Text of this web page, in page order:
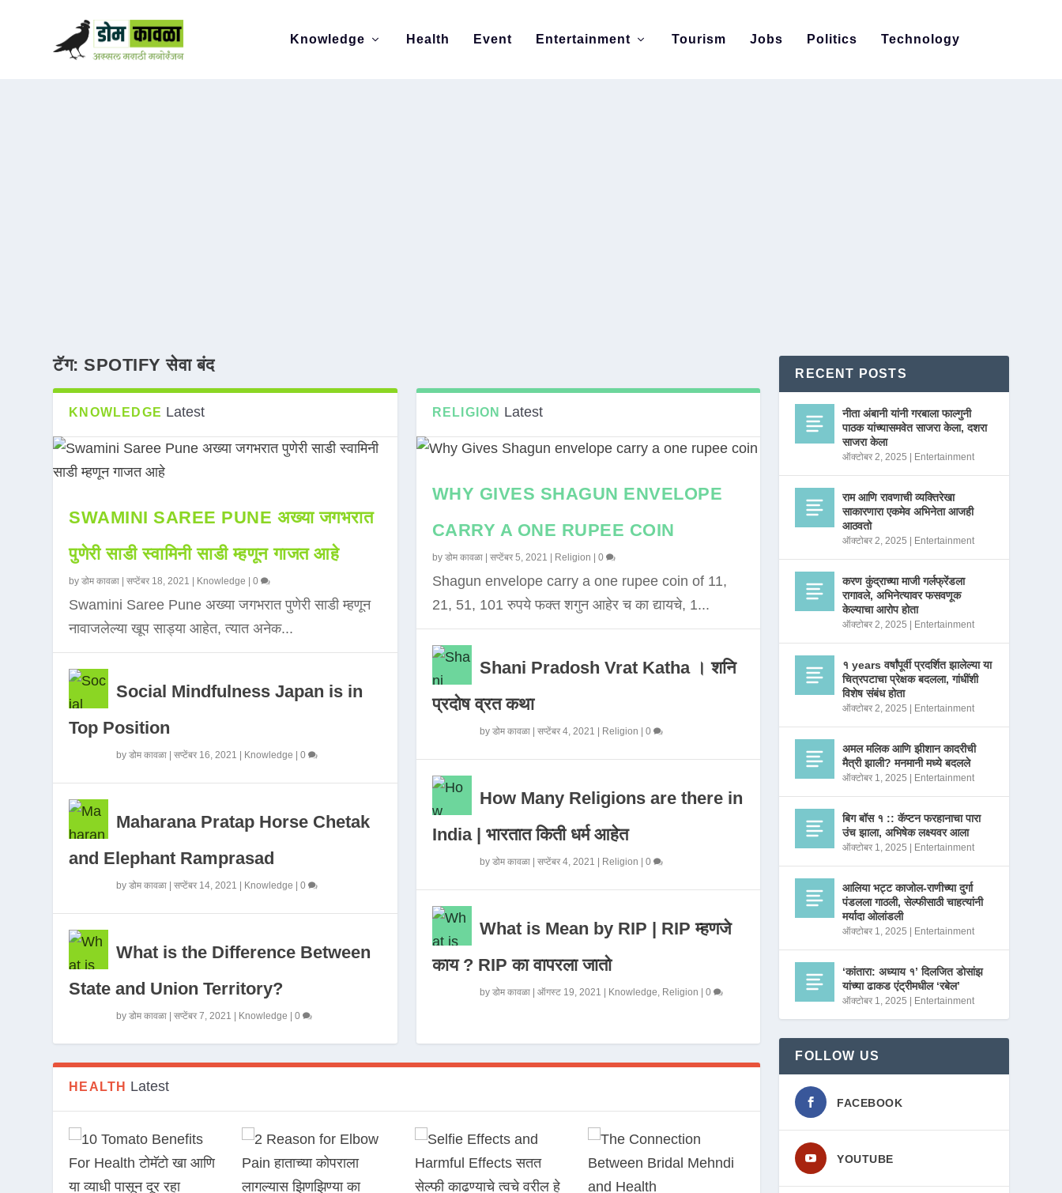
Knowledge Health Event Entertainment Tourism Jobs Politics Technology
टॅग:SPOTIFY सेवा बंद
KNOWLEDGE Latest
SWAMINI SAREE PUNE अख्या जगभरात
पुणेरी साडी स्वामिनी साडी म्हणून गाजत आहे
byडोम कावळा |सप्टेंबर 18, 2021 Knowledge |0
Swamini Saree Pune अख्या जगभरात पुणेरी साडी म्हणून
नावाजलेल्या खूप साड्या आहेत, त्यात अनेक...
Social Mindfulness Japan is in
Top Position
byडोम कावळा |सप्टेंबर 16, 2021 Knowledge |0
Maharana Pratap Horse Chetak
and Elephant Ramprasad
byडोम कावळा |सप्टेंबर 14, 2021 Knowledge |0
What is the Difference Between
State and Union Territory?
byडोम कावळा |सप्टेंबर 7, 2021 Knowledge |0
RELIGION Latest
WHY GIVES SHAGUN ENVELOPE
CARRY A ONE RUPEE COIN
by डोम कावळा| सप्टेंबर 5, 2021 Religion 0
Shagun envelope carry a one rupee coin of 11,
21, 51, 101 रुपये फक्त शगुन आहेर च का द्यायचे, 1...
Shani Pradosh Vrat Katha । शनि
प्रदोष व्रत कथा
by डोम कावळा| सप्टेंबर 4, 2021 Religion 0
How Many Religions are there in
India | भारतात किती धर्म आहेत
by डोम कावळा| सप्टेंबर 4, 2021 Religion 0
What is Mean by RIP | RIP म्हणजे
काय ? RIP का वापरला जातो
by डोम कावळा| ऑगस्ट 19, 2021 Knowledge, Religion 0
HEALTH Latest
RECENT POSTS
नीता अंबानी यांनी गरबाला फाल्गुनी
पाठक यांच्यासमवेत साजरा केला, दशरा
साजरा केला
ऑक्टोबर 2, 2025 Entertainment
राम आणि रावणाची व्यक्तिरेखा
साकारणारा एकमेव अभिनेता आजही
आठवतो
ऑक्टोबर 2, 2025 Entertainment
करण कुंद्राच्या माजी गर्लफ्रेंडला
रागावले, अभिनेत्यावर फसवणूक
केल्याचा आरोप होता
ऑक्टोबर 2, 2025 Entertainment
१ years वर्षांपूर्वी प्रदर्शित झालेल्या या
चित्रपटाचा प्रेक्षक बदलला, गांधींशी
विशेष संबंध होता
ऑक्टोबर 2, 2025 Entertainment
अमल मलिक आणि झीशान कादरीची
मैत्री झाली? मनमानी मध्ये बदलले
ऑक्टोबर 1, 2025 Entertainment
बिग बॉस १ :: कॅप्टन फरहानाचा पारा
उंच झाला, अभिषेक लक्ष्यवर आला
ऑक्टोबर 1, 2025 Entertainment
आलिया भट्ट काजोल-राणीच्या दुर्गा
पंडलला गाठली, सेल्फीसाठी चाहत्यांनी
मर्यादा ओलांडली
ऑक्टोबर 1, 2025 Entertainment
‘कांतारा: अध्याय १’ दिलजित डोसांझ
यांच्या ढाकड एंट्रीमधील ‘रबेल’
ऑक्टोबर 1, 2025 Entertainment
FOLLOW US
FACEBOOK
YOUTUBE